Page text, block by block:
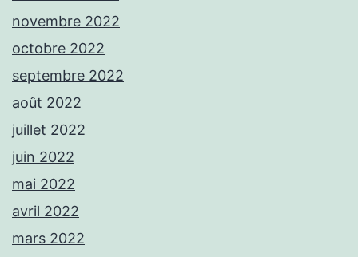
novembre 2022
octobre 2022
septembre 2022
août 2022
juillet 2022
juin 2022
mai 2022
avril 2022
mars 2022